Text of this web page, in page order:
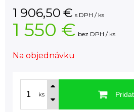
1 906,50 € s DPH / ks
1 550 € bez DPH / ks
Na objednávku
ks